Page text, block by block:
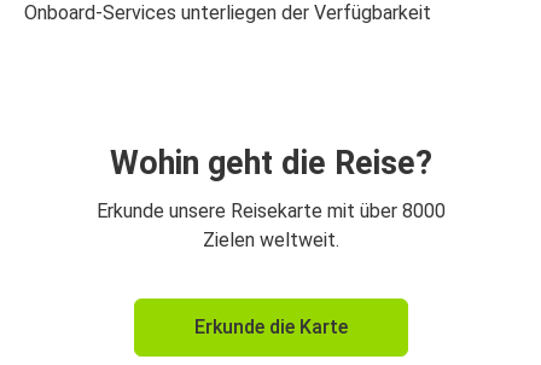
Onboard-Services unterliegen der Verfügbarkeit
Wohin geht die Reise?
Erkunde unsere Reisekarte mit über 8000
Zielen weltweit.
Erkunde die Karte